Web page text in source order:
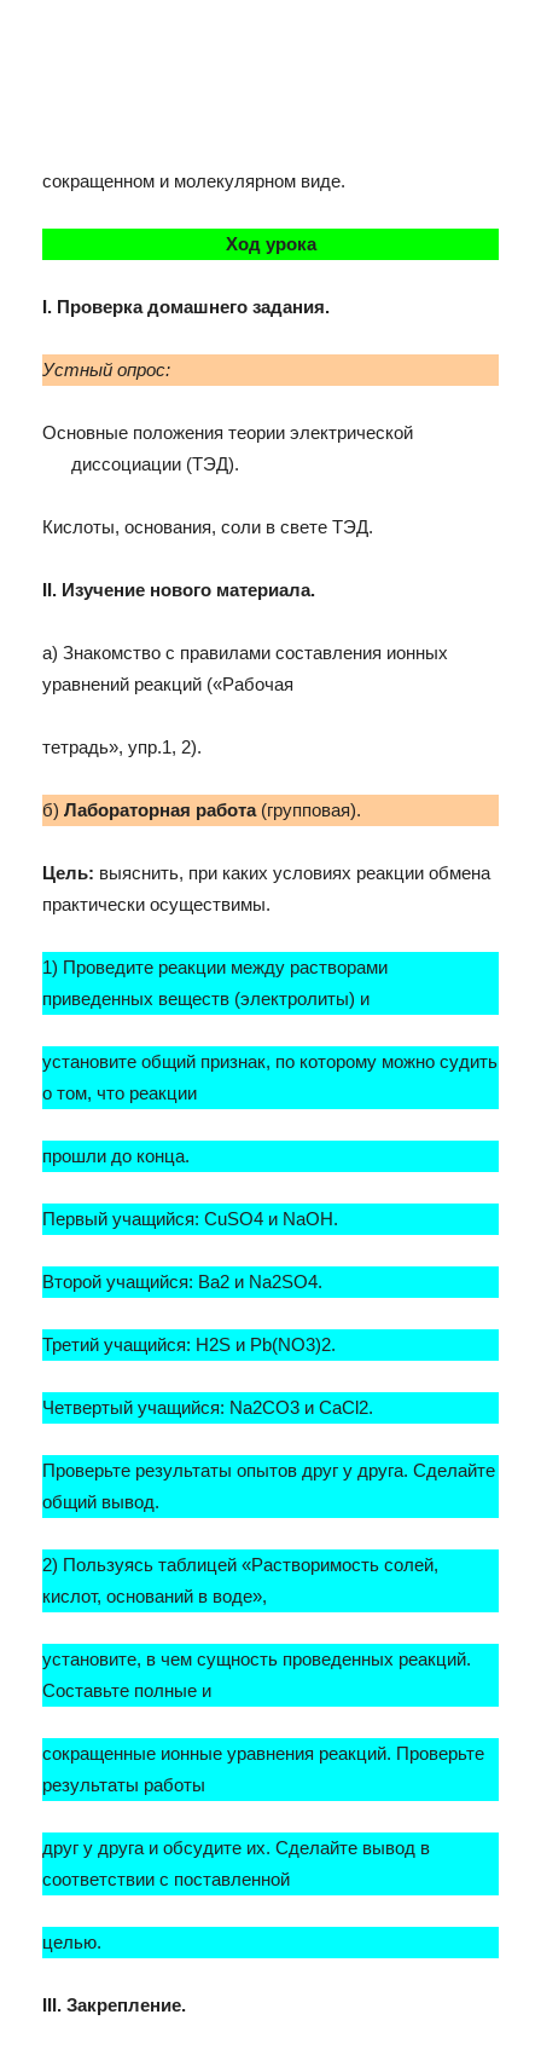
сокращенном и молекулярном виде.
Ход урока
I. Проверка домашнего задания.
Устный опрос:
Основные положения теории электрической
диссоциации (ТЭД).
Кислоты, основания, соли в свете ТЭД.
II. Изучение нового материала.
а) Знакомство с правилами составления ионных
уравнений реакций («Рабочая
тетрадь», упр.1, 2).
б) Лабораторная работа(групповая).
Цель: выяснить, при каких условиях реакции обмена
практически осуществимы.
1) Проведите реакции между растворами
приведенных веществ (электролиты) и
установите общий признак, по которому можно судить
о том, что реакции
прошли до конца.
Первый учащийся: СuSO4 и NaОН.
Второй учащийся: Bа2 и Na2SO4.
Третий учащийся: Н2S и Рb(NO3)2.
Четвертый учащийся: Na2CO3 и СаСl2.
Проверьте результаты опытов друг у друга. Сделайте
общий вывод.
2) Пользуясь таблицей «Растворимость солей,
кислот, оснований в воде»,
установите, в чем сущность проведенных реакций.
Составьте полные и
сокращенные ионные уравнения реакций. Проверьте
результаты работы
друг у друга и обсудите их. Сделайте вывод в
соответствии с поставленной
целью.
III. Закрепление.